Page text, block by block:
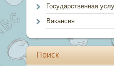
Государственная
Вакансия
Поиск